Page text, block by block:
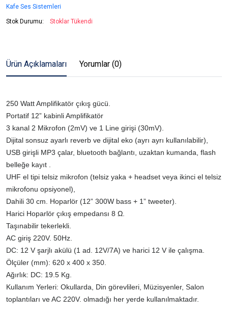
Kafe Ses Sistemleri
Stok Durumu: Stoklar Tükendi
Ürün Açıklamaları Yorumlar (0)
250 Watt Amplifikatör çıkış gücü.
Portatif 12” kabinli Amplifikatör
3 kanal 2 Mikrofon (2mV) ve 1 Line girişi (30mV).
Dijital sonsuz ayarlı reverb ve dijital eko (ayrı ayrı kullanılabilir),
USB girişli MP3 çalar, bluetooth bağlantı, uzaktan kumanda, flash
belleğe kayıt .
UHF el tipi telsiz mikrofon (telsiz yaka + headset veya ikinci el telsiz
mikrofonu opsiyonel),
Dahili 30 cm. Hoparlör (12” 300W bass + 1” tweeter).
Harici Hoparlör çıkış empedansı 8 Ω.
Taşınabilir tekerlekli.
AC giriş 220V. 50Hz.
DC: 12 V şarjlı akülü (1 ad. 12V/7A) ve harici 12 V ile çalışma.
Ölçüler (mm): 620 x 400 x 350.
Ağırlık: DC: 19.5 Kg.
Kullanım Yerleri: Okullarda, Din görevlileri, Müzisyenler, Salon
toplantıları ve AC 220V. olmadığı her yerde kullanılmaktadır.